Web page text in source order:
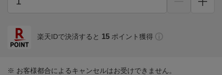
楽天IDで決済すると 15 ポイント獲得
※ お客様都合によるキャンセルはお受けできません。